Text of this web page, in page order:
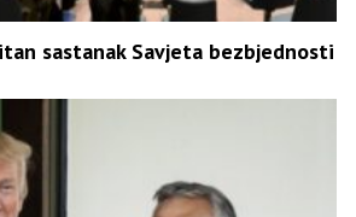
sastanak Savjeta bezbjednosti